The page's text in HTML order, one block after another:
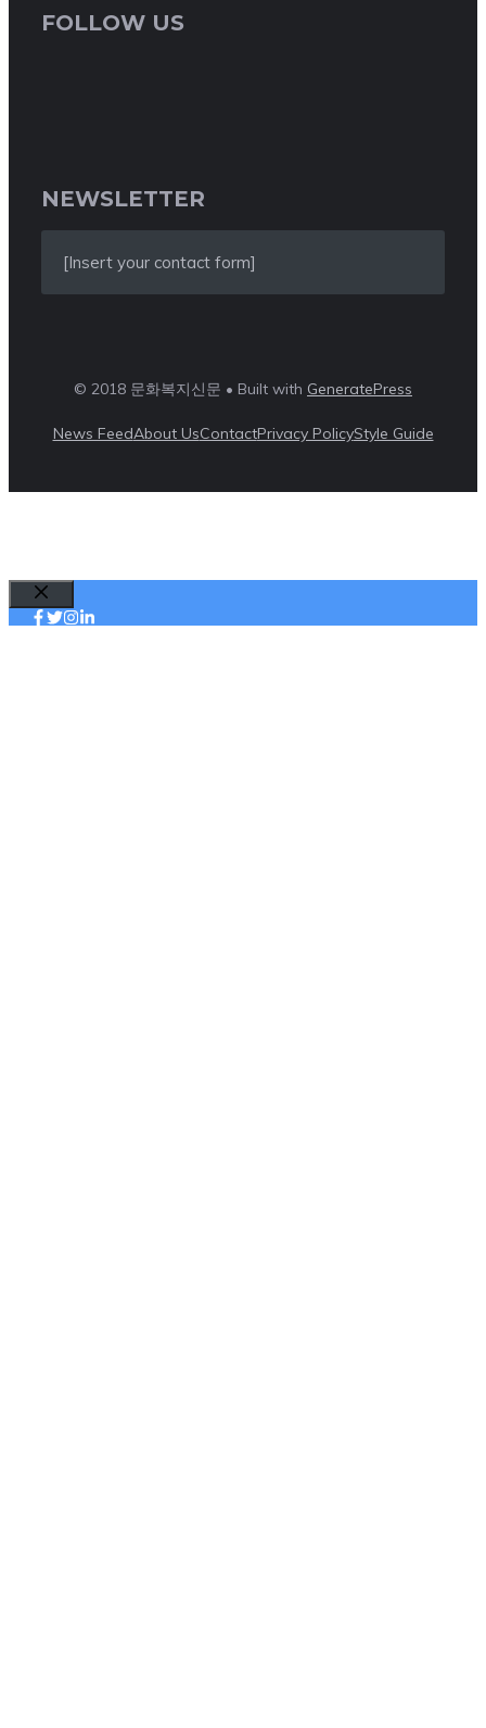
FOLLOW US
NEWSLETTER
[Insert your contact form]
© 2018 문화복지신문 • Built with GeneratePress
News FeedAbout UsContactPrivacy PolicyStyle Guide
Close